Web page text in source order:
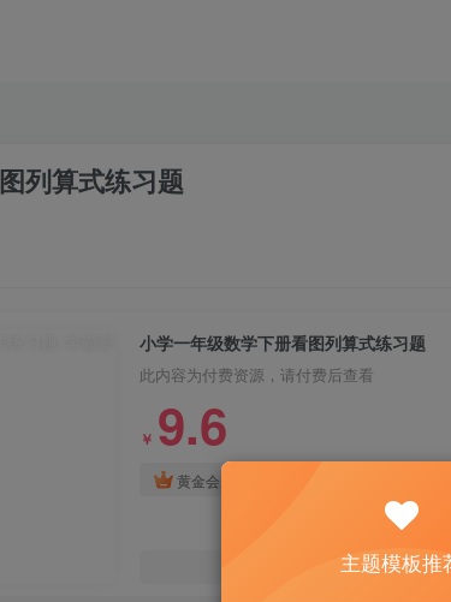
列算式练习题
小学一年级数学下册看图列算式练习题
此内容为付费资源，请付费后查看
￥ 9.6
黄金会员
您当前未登录！
主题模板推